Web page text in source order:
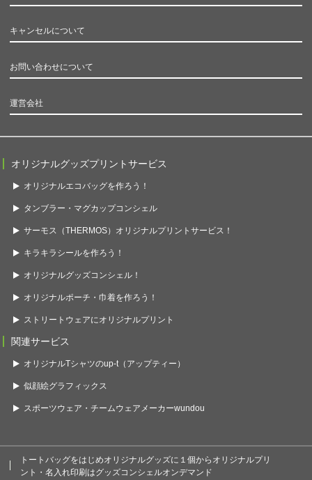
キャンセルについて
お問い合わせについて
運営会社
オリジナルグッズプリントサービス
オリジナルエコバッグを作ろう！
タンブラー・マグカップコンシェル
サーモス（THERMOS）オリジナルプリントサービス！
キラキラシールを作ろう！
オリジナルグッズコンシェル！
オリジナルポーチ・巾着を作ろう！
ストリートウェアにオリジナルプリント
関連サービス
オリジナルTシャツのup-t（アップティー）
似顔絵グラフィックス
スポーツウェア・チームウェアメーカーwundou
トートバッグをはじめオリジナルグッズに１個からオリジナルプリ
ント・名入れ印刷はグッズコンシェルオンデマンド